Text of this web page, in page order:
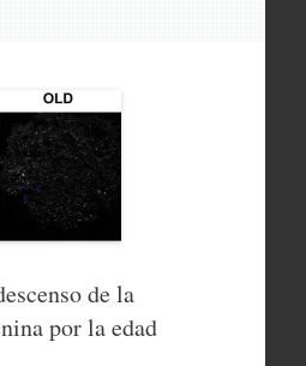
de la
por la edad